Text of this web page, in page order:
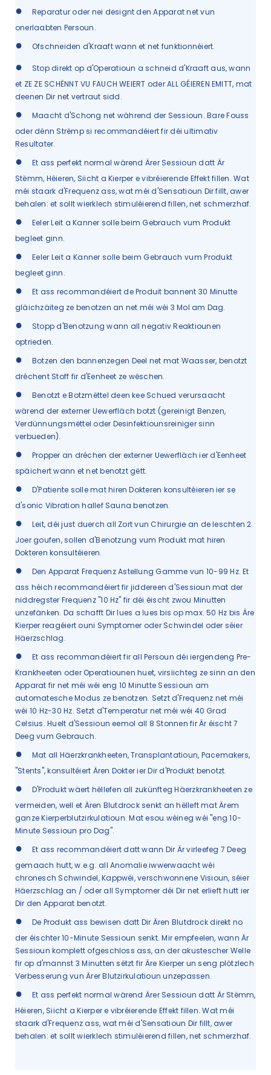
●
Reparatur oder nei designt den Apparat net vun
onerlaabten Persoun.
● Ofschneiden d'Kraaft wann et net funktionnéiert.
●
Stop direkt op d'Operatioun a schneid d'Kraaft aus, wann
et ZE ZE SCHËNNT VU FAUCH WEIERT oder ALL GÉIEREN EMITT, mat
deenen Dir net vertraut sidd.
●
Maacht d'Schong net während der Sessioun. Bare Fouss
oder dënn Strëmp si recommandéiert fir déi ultimativ
Resultater.
●
Et ass perfekt normal wärend Ärer Sessioun datt Är
Stëmm, Héieren, Siicht a Kierper e vibréierende Effekt fillen. Wat
méi staark d'Frequenz ass, wat méi d'Sensatioun Dir fillt, awer
behalen: et sollt wierklech stimuléierend fillen, net schmerzhaf.
●
Eeler Leit a Kanner solle beim Gebrauch vum Produkt
begleet ginn.
●
Eeler Leit a Kanner solle beim Gebrauch vum Produkt
begleet ginn.
●
Et ass recommandéiert de Produit bannent 30 Minutte
gläichzäiteg ze benotzen an net méi wéi 3 Mol am Dag.
●
Stopp d'Benotzung wann all negativ Reaktiounen
optrieden.
●
Botzen den bannenzegen Deel net mat Waasser, benotzt
dréchent Stoff fir d'Eenheet ze wëschen.
●
Benotzt e Botzmëttel deen kee Schued verursaacht
wärend der externer Uewerfläch botzt (gereinigt Benzen,
Verdünnungsmëttel oder Desinfektiounsreiniger sinn
verbueden).
●
Propper an dréchen der externer Uewerfläch ier d'Eenheet
späichert wann et net benotzt gëtt.
●
D'Patiente solle mat hiren Dokteren konsultéieren ier se
d'sonic Vibration hallef Sauna benotzen.
●
Leit, déi just duerch all Zort vun Chirurgie an de leschten 2
Joer goufen, sollen d'Benotzung vum Produkt mat hiren
Dokteren konsultéieren.
●
Den Apparat Frequenz Astellung Gamme vun 10-99 Hz. Et
ass héich recommandéiert fir jiddereen d'Sessioun mat der
niddregster Frequenz "10 Hz" fir déi éischt zwou Minutten
unzefänken. Da schafft Dir lues a lues bis op max. 50 Hz bis Äre
Kierper reagéiert ouni Symptomer oder Schwindel oder séier
Häerzschlag.
●
Et ass recommandéiert fir all Persoun déi iergendeng Pre-
Krankheeten oder Operatiounen huet, virsiichteg ze sinn an den
Apparat fir net méi wéi eng 10 Minutte Sessioun am
automatesche Modus ze benotzen. Setzt d'Frequenz net méi
wéi 10 Hz-30 Hz. Setzt d'Temperatur net méi wéi 40 Grad
Celsius. Huelt d'Sessioun eemol all 8 Stonnen fir Är éischt 7
Deeg vum Gebrauch.
●
Mat all Häerzkrankheeten, Transplantatioun, Pacemakers,
"Stents", konsultéiert Ären Dokter ier Dir d'Produkt benotzt.
●
D'Produkt wäert hëllefen all zukünfteg Häerzkrankheeten ze
vermeiden, well et Ären Blutdrock senkt an hëlleft mat Ärem
ganze Kierperblutzirkulatioun. Mat esou wéineg wéi "eng 10-
Minute Sessioun pro Dag".
●
Et ass recommandéiert datt wann Dir Är virleefeg 7 Deeg
gemaach hutt, w.e.g. all Anomalie iwwerwaacht wéi
chronesch Schwindel, Kappwéi, verschwonnene Visioun, séier
Häerzschlag an / oder all Symptomer déi Dir net erlieft hutt ier
Dir den Apparat benotzt.
●
De Produkt ass bewisen datt Dir Ären Blutdrock direkt no
der éischter 10-Minute Sessioun senkt. Mir empfeelen, wann Är
Sessioun komplett ofgeschloss ass, an der akustescher Welle
fir op d'mannst 3 Minutten sëtzt fir Äre Kierper un seng plötzlech
Verbesserung vun Ärer Blutzirkulatioun unzepassen.
●
Et ass perfekt normal wärend Ärer Sessioun datt Är Stëmm,
Héieren, Siicht a Kierper e vibréierende Effekt fillen. Wat méi
staark d'Frequenz ass, wat méi d'Sensatioun Dir fillt, awer
behalen: et sollt wierklech stimuléierend fillen, net schmerzhaf.